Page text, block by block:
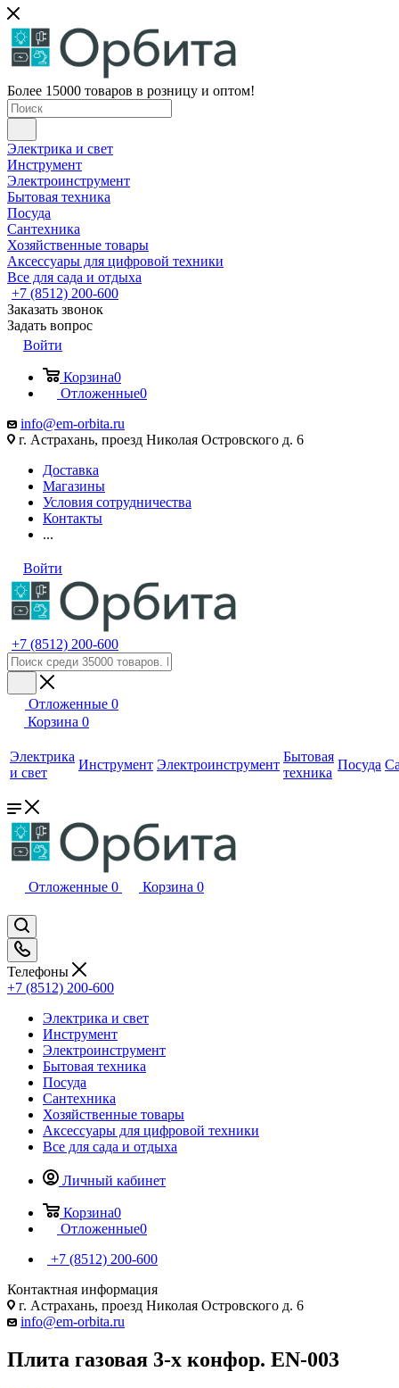
Более 15000 товаров в розницу и оптом!
Электрика и свет
Инструмент
Электроинструмент
Бытовая техника
Посуда
Сантехника
Хозяйственные товары
Аксессуары для цифровой техники
Все для сада и отдыха
+7 (8512) 200-600
Заказать звонок
Задать вопрос
Войти
Корзина0
Отложенные0
info@em-orbita.ru
г. Астрахань, проезд Николая Островского д. 6
Доставка
Магазины
Условия сотрудничества
Контакты
...
Войти
+7 (8512) 200-600
Отложенные 0
Корзина 0
Электрика
и свет
Инструмент Электроинструмент
Бытовая
техника
Посуда
Отложенные 0 Корзина 0
Телефоны
+7 (8512) 200-600
Электрика и свет
Инструмент
Электроинструмент
Бытовая техника
Посуда
Сантехника
Хозяйственные товары
Аксессуары для цифровой техники
Все для сада и отдыха
Личный кабинет
Корзина0
Отложенные0
+7 (8512) 200-600
Контактная информация
г. Астрахань, проезд Николая Островского д. 6
info@em-orbita.ru
Плита газовая 3-х конфор. EN-003